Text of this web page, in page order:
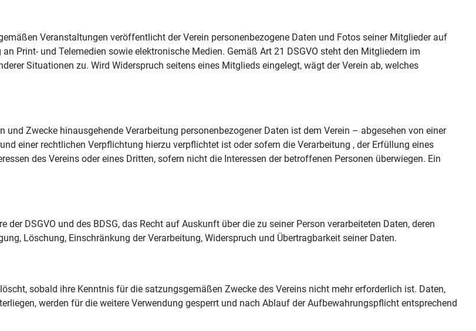
Veranstaltungen veröffentlicht der Verein personenbezogene Daten und Fotos seiner Mitglieder auf
Print- und Telemedien sowie elektronische Medien. Gemäß Art 21 DSGVO steht den Mitgliedern im
Situationen zu. Wird Widerspruch seitens eines Mitglieds eingelegt, wägt der Verein ab, welches
Zwecke hinausgehende Verarbeitung personenbezogener Daten ist dem Verein – abgesehen von einer
einer rechtlichen Verpflichtung hierzu verpflichtet ist oder sofern die Verarbeitung , der Erfüllung eines
des Vereins oder eines Dritten, sofern nicht die Interessen der betroffenen Personen überwiegen. Ein
DSGVO und des BDSG, das Recht auf Auskunft über die zu seiner Person verarbeiteten Daten, deren
Löschung, Einschränkung der Verarbeitung, Widerspruch und Übertragbarkeit seiner Daten.
sobald ihre Kenntnis für die satzungsgemäßen Zwecke des Vereins nicht mehr erforderlich ist. Daten,
werden für die weitere Verwendung gesperrt und nach Ablauf der Aufbewahrungspflicht entsprechend